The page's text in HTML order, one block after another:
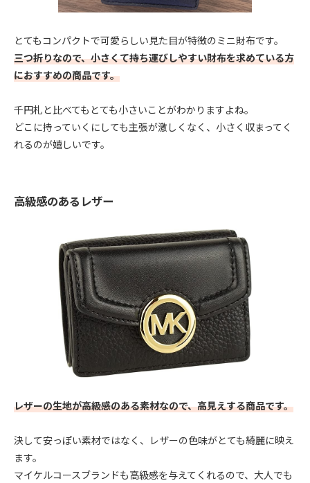
とてもコンパクトで可愛らしい見た目が特徴のミニ財布です。
三つ折りなので、小さくて持ち運びしやすい財布を求めている方
におすすめの商品です。
千円札と比べてもとても小さいことがわかりますよね。
どこに持っていくにしても主張が激しくなく、小さく収まってく
れるのが嬉しいです。
高級感のあるレザー
レザーの生地が高級感のある素材なので、高見えする商品です。
決して安っぽい素材ではなく、レザーの色味がとても綺麗に映え
ます。
マイケルコースブランドも高級感を与えてくれるので、大人でも